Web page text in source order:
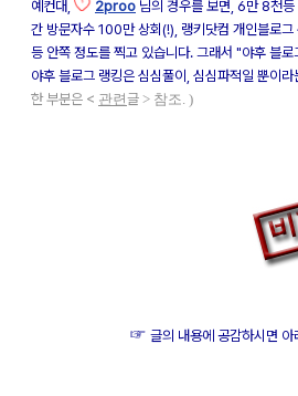
예컨대,
2proo 님의 경우를 보면, 6만 8천
간 방문자수 100만 상회(!), 랭키닷컴 개인블로
등 안쪽 정도를 찍고 있습니다. 그래서 "야후 블
야후 블로그 랭킹은 심심풀이, 심심파적일 뿐이
한 부분은 < 관련글 > 참조. )
☞글의 내용에 공감하시